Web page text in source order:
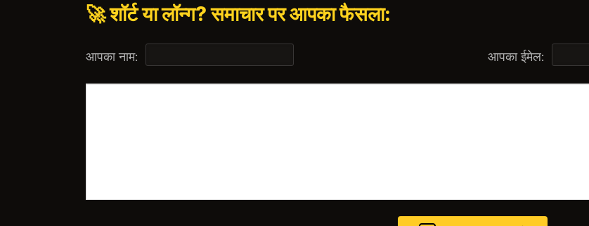
🚀 शॉर्ट या लॉन्ग? समाचार पर आपका फैसला:
आपका नाम: आपका ईमेल: